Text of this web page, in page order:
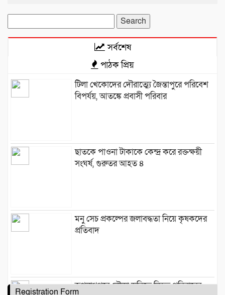
for:
সর্বশেষ
পাঠক প্রিয়
টিলা খেকোদের দৌরাত্ম্যে জৈন্তাপুরে পরিবেশ
বিপর্যয়, আতঙ্কে প্রবাসী পরিবার
‎​ছাতকে পাওনা টাকাকে কেন্দ্র করে রক্তক্ষয়ী
সংঘর্ষ, গুরুতর আহত ৪
মনু সেচ প্রকল্পের জলাবদ্ধতা নিয়ে কৃষকদের
প্রতিবাদ
জগন্নাথপুরে নৌকা ডুবিতে নিহত পরিবারের
Registration Form